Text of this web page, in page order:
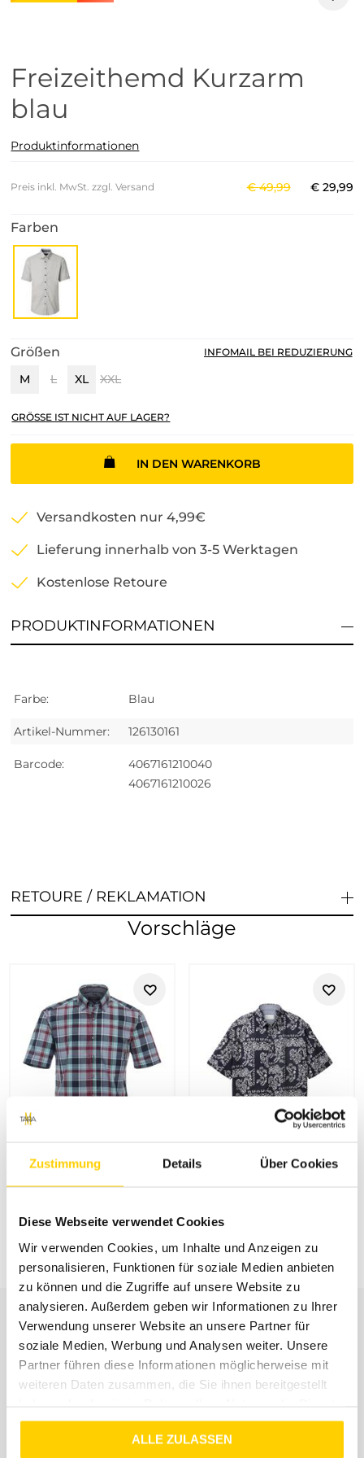
Zustimmung Details Über Cookies
Diese Webseite verwendet Cookies
Wir verwenden Cookies, um Inhalte und Anzeigen zu
personalisieren, Funktionen für soziale Medien anbieten
zu können und die Zugriffe auf unsere Website zu
analysieren. Außerdem geben wir Informationen zu Ihrer
Verwendung unserer Website an unsere Partner für
soziale Medien, Werbung und Analysen weiter. Unsere
Partner führen diese Informationen möglicherweise mit
weiteren Daten zusammen, die Sie ihnen bereitgestellt
gesammelt haben.
ALLE ZULASSEN
Freizeithemd Kurzarm
blau
Produktinformationen
Preis inkl. MwSt. zzgl. Versand €49,99 € 29,99
Farben
Größen
M L XL XXL
INFOMAIL BEI REDUZIERUNG
GRÖSSE IST NICHT AUF LAGER?
IN DEN WARENKORB
Versandkosten nur 4,99€
Lieferung innerhalb von 3-5 Werktagen
Kostenlose Retoure
PRODUKTINFORMATIONEN
Farbe: Blau
Artikel-Nummer: 126130161
Barcode:
4067161210040
4067161210026
RETOURE / REKLAMATION
Vorschläge
40%
€ 49,99 € 29,99
38%
€
UNSER SERVICE